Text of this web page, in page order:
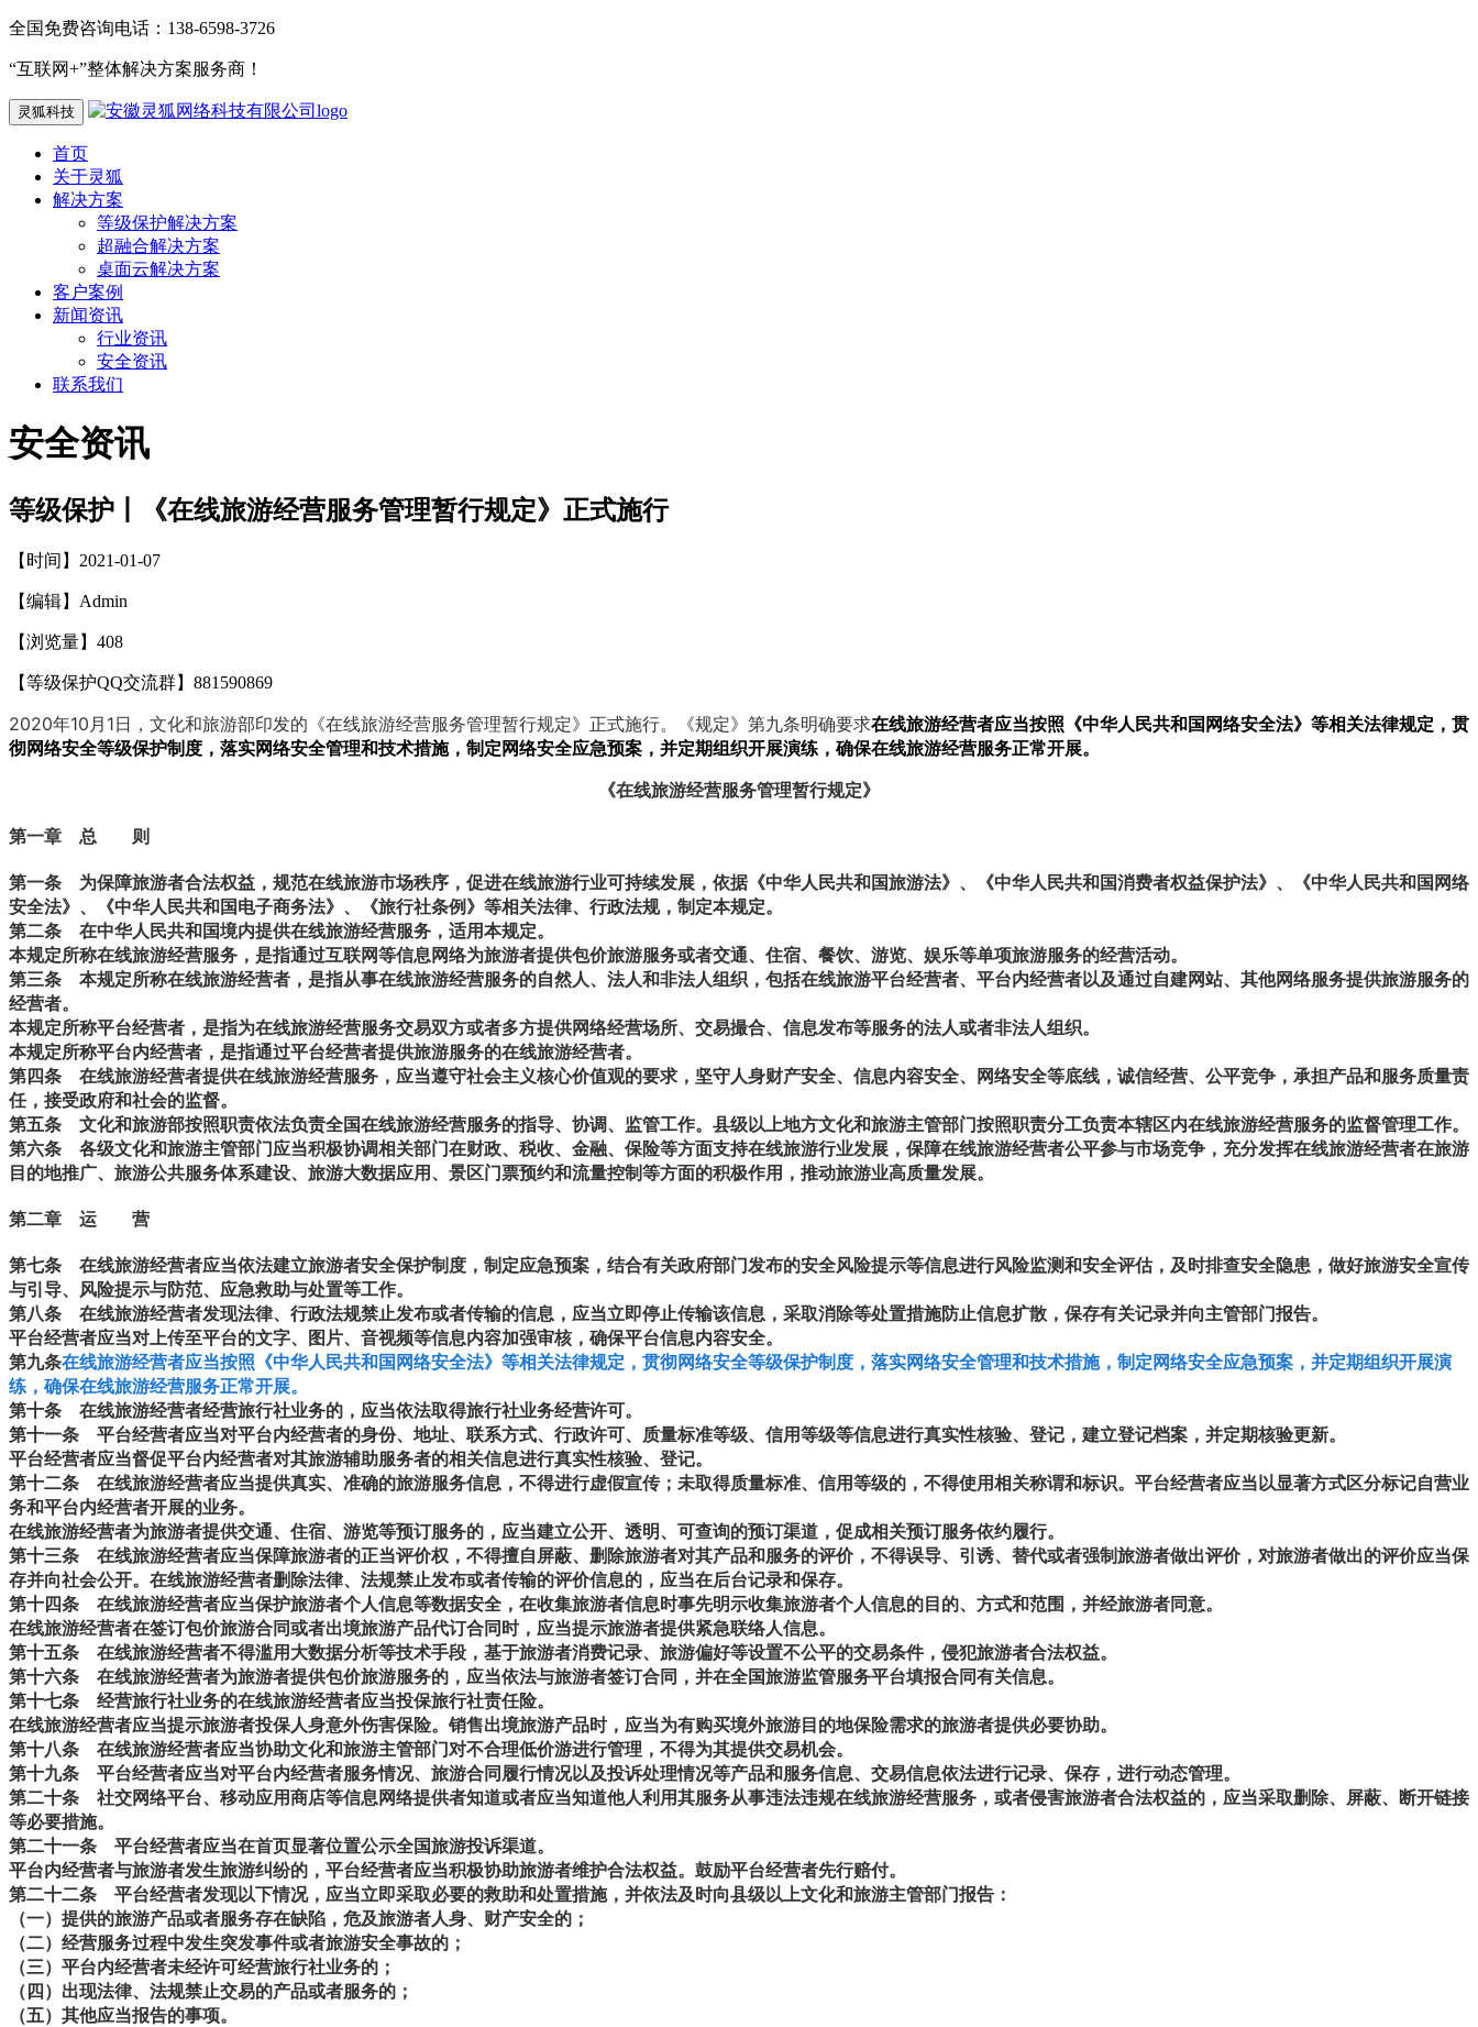
全国免费咨询电话：138-6598-3726
“互联网+”整体解决方案服务商！
灵狐科技
首页
关于灵狐
解决方案
等级保护解决方案
超融合解决方案
桌面云解决方案
客户案例
新闻资讯
行业资讯
安全资讯
联系我们
安全资讯
等级保护丨《在线旅游经营服务管理暂行规定》正式施行
【时间】2021-01-07
【编辑】Admin
【浏览量】 408
【等级保护QQ交流群】881590869
2020年10月1日，文化和旅游部印发的《在线旅游经营服务管理暂行规定》正式施行。《规定》第九条明确要求在线旅游经营者应当按照《中华人民共和国网络安全法》等相关法律规定，贯
彻网络安全等级保护制度，落实网络安全管理和技术措施，制定网络安全应急预案，并定期组织开展演练，确保在线旅游经营服务正常开展。
《在线旅游经营服务管理暂行规定》
第一章 总 则
第一条 为保障旅游者合法权益，规范在线旅游市场秩序，促进在线旅游行业可持续发展，依据《中华人民共和国旅游法》、《中华人民共和国消费者权益保护法》、《中华人民共和国网络
安全法》、《中华人民共和国电子商务法》、《旅行社条例》等相关法律、行政法规，制定本规定。
第二条 在中华人民共和国境内提供在线旅游经营服务，适用本规定。
本规定所称在线旅游经营服务，是指通过互联网等信息网络为旅游者提供包价旅游服务或者交通、住宿、餐饮、游览、娱乐等单项旅游服务的经营活动。
第三条 本规定所称在线旅游经营者，是指从事在线旅游经营服务的自然人、法人和非法人组织，包括在线旅游平台经营者、平台内经营者以及通过自建网站、其他网络服务提供旅游服务的
经营者。
本规定所称平台经营者，是指为在线旅游经营服务交易双方或者多方提供网络经营场所、交易撮合、信息发布等服务的法人或者非法人组织。
本规定所称平台内经营者，是指通过平台经营者提供旅游服务的在线旅游经营者。
第四条 在线旅游经营者提供在线旅游经营服务，应当遵守社会主义核心价值观的要求，坚守人身财产安全、信息内容安全、网络安全等底线，诚信经营、公平竞争，承担产品和服务质量责
任，接受政府和社会的监督。
第五条 文化和旅游部按照职责依法负责全国在线旅游经营服务的指导、协调、监管工作。县级以上地方文化和旅游主管部门按照职责分工负责本辖区内在线旅游经营服务的监督管理工作。
第六条 各级文化和旅游主管部门应当积极协调相关部门在财政、税收、金融、保险等方面支持在线旅游行业发展，保障在线旅游经营者公平参与市场竞争，充分发挥在线旅游经营者在旅游
目的地推广、旅游公共服务体系建设、旅游大数据应用、景区门票预约和流量控制等方面的积极作用，推动旅游业高质量发展。
第二章 运 营
第七条 在线旅游经营者应当依法建立旅游者安全保护制度，制定应急预案，结合有关政府部门发布的安全风险提示等信息进行风险监测和安全评估，及时排查安全隐患，做好旅游安全宣传
与引导、风险提示与防范、应急救助与处置等工作。
第八条 在线旅游经营者发现法律、行政法规禁止发布或者传输的信息，应当立即停止传输该信息，采取消除等处置措施防止信息扩散，保存有关记录并向主管部门报告。
平台经营者应当对上传至平台的文字、图片、音视频等信息内容加强审核，确保平台信息内容安全。
第九条在线旅游经营者应当按照《中华人民共和国网络安全法》等相关法律规定，贯彻网络安全等级保护制度，落实网络安全管理和技术措施，制定网络安全应急预案，并定期组织开展演
练，确保在线旅游经营服务正常开展。
第十条 在线旅游经营者经营旅行社业务的，应当依法取得旅行社业务经营许可。
第十一条 平台经营者应当对平台内经营者的身份、地址、联系方式、行政许可、质量标准等级、信用等级等信息进行真实性核验、登记，建立登记档案，并定期核验更新。
平台经营者应当督促平台内经营者对其旅游辅助服务者的相关信息进行真实性核验、登记。
第十二条 在线旅游经营者应当提供真实、准确的旅游服务信息，不得进行虚假宣传；未取得质量标准、信用等级的，不得使用相关称谓和标识。平台经营者应当以显著方式区分标记自营业
务和平台内经营者开展的业务。
在线旅游经营者为旅游者提供交通、住宿、游览等预订服务的，应当建立公开、透明、可查询的预订渠道，促成相关预订服务依约履行。
第十三条 在线旅游经营者应当保障旅游者的正当评价权，不得擅自屏蔽、删除旅游者对其产品和服务的评价，不得误导、引诱、替代或者强制旅游者做出评价，对旅游者做出的评价应当保
存并向社会公开。在线旅游经营者删除法律、法规禁止发布或者传输的评价信息的，应当在后台记录和保存。
第十四条 在线旅游经营者应当保护旅游者个人信息等数据安全，在收集旅游者信息时事先明示收集旅游者个人信息的目的、方式和范围，并经旅游者同意。
在线旅游经营者在签订包价旅游合同或者出境旅游产品代订合同时，应当提示旅游者提供紧急联络人信息。
第十五条 在线旅游经营者不得滥用大数据分析等技术手段，基于旅游者消费记录、旅游偏好等设置不公平的交易条件，侵犯旅游者合法权益。
第十六条 在线旅游经营者为旅游者提供包价旅游服务的，应当依法与旅游者签订合同，并在全国旅游监管服务平台填报合同有关信息。
第十七条 经营旅行社业务的在线旅游经营者应当投保旅行社责任险。
在线旅游经营者应当提示旅游者投保人身意外伤害保险。销售出境旅游产品时，应当为有购买境外旅游目的地保险需求的旅游者提供必要协助。
第十八条 在线旅游经营者应当协助文化和旅游主管部门对不合理低价游进行管理，不得为其提供交易机会。
第十九条 平台经营者应当对平台内经营者服务情况、旅游合同履行情况以及投诉处理情况等产品和服务信息、交易信息依法进行记录、保存，进行动态管理。
第二十条 社交网络平台、移动应用商店等信息网络提供者知道或者应当知道他人利用其服务从事违法违规在线旅游经营服务，或者侵害旅游者合法权益的，应当采取删除、屏蔽、断开链接
等必要措施。
第二十一条 平台经营者应当在首页显著位置公示全国旅游投诉渠道。
平台内经营者与旅游者发生旅游纠纷的，平台经营者应当积极协助旅游者维护合法权益。鼓励平台经营者先行赔付。
第二十二条 平台经营者发现以下情况，应当立即采取必要的救助和处置措施，并依法及时向县级以上文化和旅游主管部门报告：
（一）提供的旅游产品或者服务存在缺陷，危及旅游者人身、财产安全的；
（二）经营服务过程中发生突发事件或者旅游安全事故的；
（三）平台内经营者未经许可经营旅行社业务的；
（四）出现法律、法规禁止交易的产品或者服务的；
（五）其他应当报告的事项。